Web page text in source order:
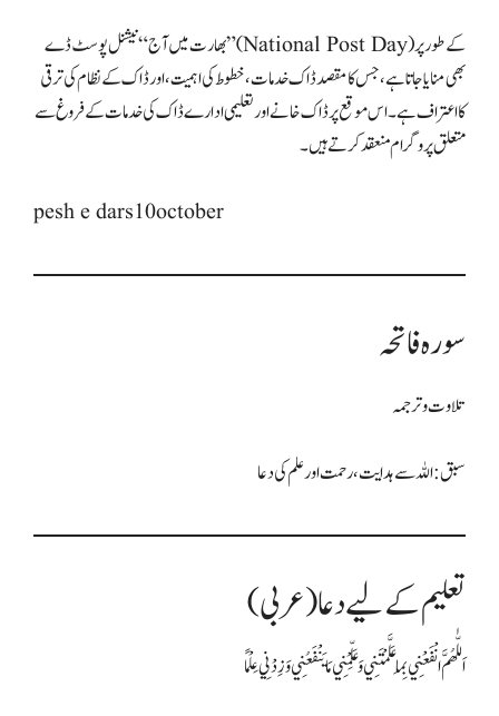
بھارت میں آج “نیشنل پوسٹ ڈے” (National Post Day) کے طور پر
بھی منایا جاتا ہے، جس کا مقصد ڈاک خدمات، خطوط کی اہمیت، اور ڈاک کے نظام کی ترقی
کا اعتراف ہے۔ اس موقع پر ڈاک خانے اور تعلیمی ادارے ڈاک کی خدمات کے فروغ سے
متعلق پروگرام منعقد کرتے ہیں۔
pesh e dars10october
سورہ فاتحہ
تلاوت و ترجمہ
سبق: اللہ سے ہدایت، رحمت اور علم کی دعا
تعلیم کے لیے دعا (عربی)
اَللّٰهُمَّ انْفَعْنِي بِمَا عَلَّمْتَنِي وَعَلِّمْنِي مَا يَنْفَعُنِي وَزِدْنِي عِلْمًا